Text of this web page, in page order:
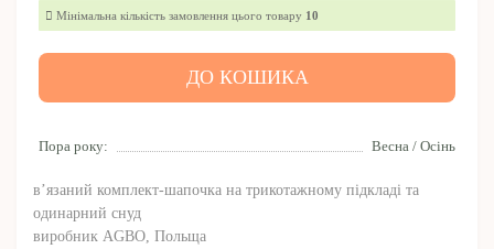
Пора року: Весна / Осінь
в’язаний комплект-шапочка на трикотажному підкладі та
одинарний снуд
виробник AGBO, Польща
Мінімальна кількість замовлення цього товару 10
ДО КОШИКА